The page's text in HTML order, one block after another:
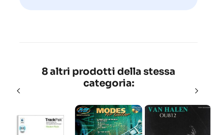
8 altri prodotti della stessa
categoria: